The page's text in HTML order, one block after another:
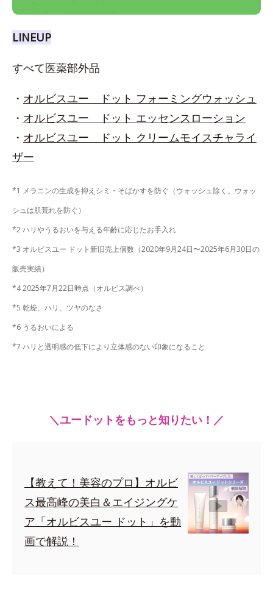
LINEUP
すべて医薬部外品
・ オルビスユー ドット フォーミングウォッシュ
・ オルビスユー ドット エッセンスローション
・ オルビスユー ドット クリームモイスチャライ
ザー
*1 メラニンの生成を抑えシミ・そばかすを防ぐ（ウォッシュ除く。ウォッ
シュは肌荒れを防ぐ）
*2 ハリやうるおいを与える年齢に応じたお手入れ
*3 オルビスユー ドット新旧売上個数（2020年9月24日〜2025年6月30日の
販売実績）
*4 2025年7月22日時点（オルビス調べ）
*5 乾燥、ハリ、ツヤのなさ
*6 うるおいによる
*7 ハリと透明感の低下により立体感のない印象になること
＼ユードットをもっと知りたい！／
【教えて！美容のプロ】オルビ
ス最高峰の美白＆エイジングケ
ア「オルビスユー ドット」を動
画で解説！